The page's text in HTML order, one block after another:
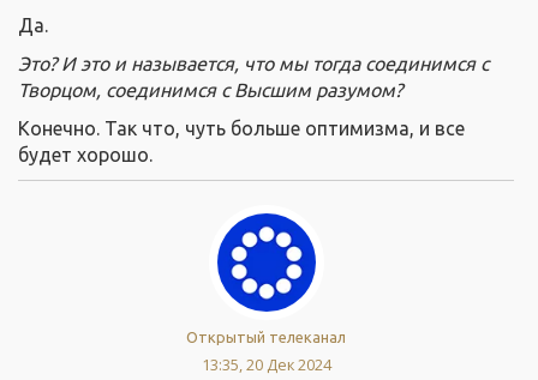
Да.
Это? И это и называется, что мы тогда соединимся с
Творцом, соединимся с Высшим разумом?
Конечно. Так что, чуть больше оптимизма, и все
будет хорошо.
Открытый телеканал
13:35, 20 Дек 2024